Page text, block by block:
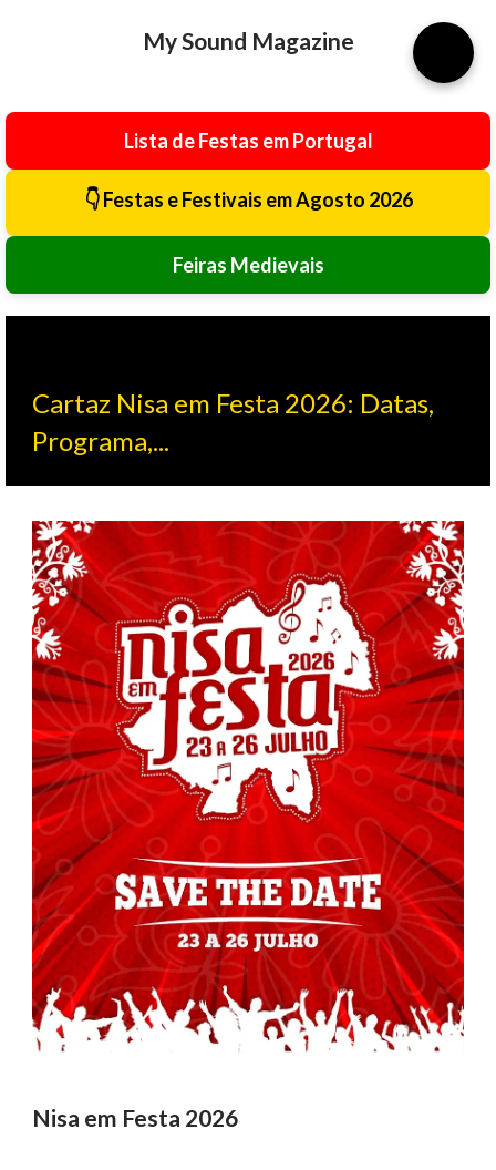
My Sound Magazine
Lista de Festas em Portugal
👇 Festas e Festivais em Agosto 2026
Feiras Medievais
Cartaz Nisa em Festa 2026: Datas,
Programa,...
Nisa em Festa 2026